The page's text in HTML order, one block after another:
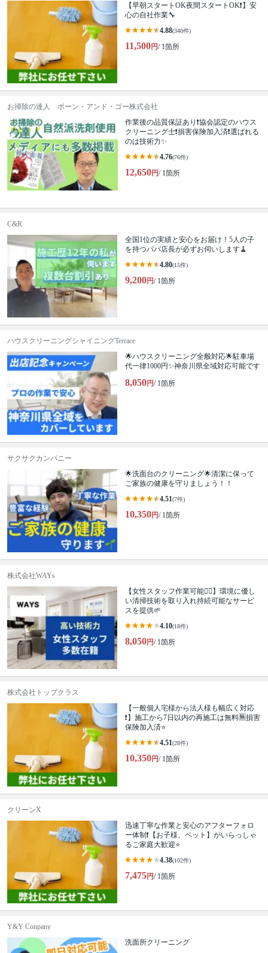
【早朝スタートOK夜間スタートOK❗️】安
心の自社作業🔧
4.88(340件)
11,500円/ 1箇所
お掃除の達人 ボーン・アンド・ゴー株式会社
作業後の品質保証あり❗️協会認定のハウス
クリーニング士❗️損害保険加入済❗️選ばれる
のは技術力✨
4.76(76件)
12,650円/ 1箇所
C&R
全国1位の実績と安心をお届け！5人の子
を持つパパ店長が必ずお伺いします🧹
4.80(15件)
9,200円/ 1箇所
ハウスクリーニングシャイニングTerrace
🌟ハウスクリーニング全般対応🌟駐車場
代一律1000円✨神奈川県全域対応可能です
8,050円/ 1箇所
サクサクカンパニー
🌟洗面台のクリーニング🌟清潔に保って
ご家族の健康を守りましょう！！
4.51(7件)
10,350円/ 1箇所
株式会社WAYs
【女性スタッフ作業可能🙆‍♀️】環境に優し
い清掃技術を取り入れ持続可能なサービ
スを提供🌱
4.10(18件)
8,050円/ 1箇所
株式会社トップクラス
【一般個人宅様から法人様も幅広く対応
❗️】施工から7日以内の再施工は無料🈚️損害
保険加入済⭐️
4.51(28件)
10,350円/ 1箇所
クリーンX
迅速丁寧な作業と安心のアフターフォロ
ー体制❗️【お子様、ペット】がいらっしゃ
るご家庭大歓迎⭐️
4.38(102件)
7,475円/ 1箇所
Y&Y Conpany
洗面所クリーニング